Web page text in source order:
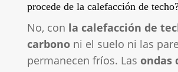
procede de la calefacción de
No, con la calefacción de
carbononi el suelo ni las
permanecen fríos. Las ondas